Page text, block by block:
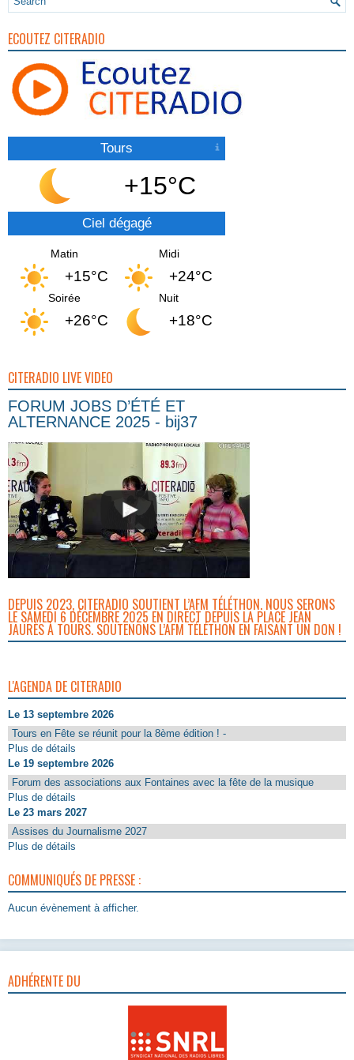
ECOUTEZ CITERADIO
Tours
+15°C
Ciel dégagé
Matin
+15°C
Midi
+24°C
Soirée
+26°C
Nuit
+18°C
CITERADIO LIVE VIDEO
FORUM JOBS D’ÉTÉ ET
ALTERNANCE 2025 - bij37
DEPUIS 2023, CITERADIO SOUTIENT L’AFM TÉLÉTHON. NOUS SERONS
LE SAMEDI 6 DÉCEMBRE 2025 EN DIRECT DEPUIS LA PLACE JEAN
JAURÈS À TOURS. SOUTENONS L’AFM TÉLÉTHON EN FAISANT UN DON !
L'AGENDA DE CITERADIO
Le 13 septembre 2026
Tours en Fête se réunit pour la 8ème édition ! -
Plus de détails
Le 19 septembre 2026
Forum des associations aux Fontaines avec la fête de la musique
Plus de détails
Le 23 mars 2027
Assises du Journalisme 2027
Plus de détails
COMMUNIQUÉS DE PRESSE :
Aucun évènement à afficher.
ADHÉRENTE DU